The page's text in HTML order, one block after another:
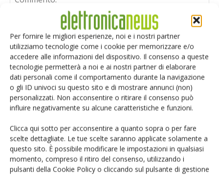
Per fornire le migliori esperienze, noi e i nostri partner
utilizziamo tecnologie come i cookie per memorizzare e/o
accedere alle informazioni del dispositivo. Il consenso a queste
tecnologie permetterà a noi e ai nostri partner di elaborare
dati personali come il comportamento durante la navigazione
o gli ID univoci su questo sito e di mostrare annunci (non)
personalizzati. Non acconsentire o ritirare il consenso può
influire negativamente su alcune caratteristiche e funzioni.
Clicca qui sotto per acconsentire a quanto sopra o per fare
scelte dettagliate. Le tue scelte saranno applicate solamente a
questo sito. È possibile modificare le impostazioni in qualsiasi
momento, compreso il ritiro del consenso, utilizzando i
pulsanti della Cookie Policy o cliccando sul pulsante di gestione
Salva il mio nome, email e sito web in questo browser per i